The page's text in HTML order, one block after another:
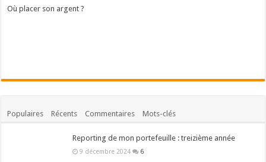
Où placer son argent ?
Populaires Récents Commentaires Mots-clés
Reporting de mon portefeuille : treizième année
9 décembre 2024 6